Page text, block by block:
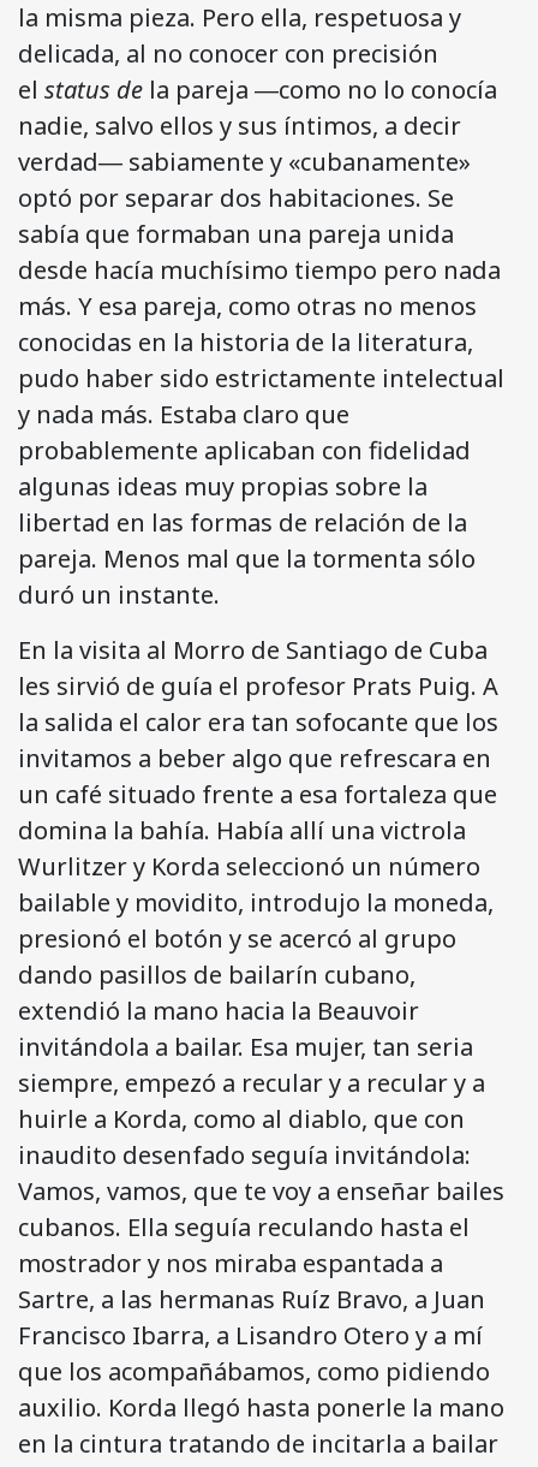
la misma pieza. Pero ella, respetuosa y
delicada, al no conocer con precisión
el status de la pareja ―como no lo conocía
nadie, salvo ellos y sus íntimos, a decir
verdad― sabiamente y «cubanamente»
optó por separar dos habitaciones. Se
sabía que formaban una pareja unida
desde hacía muchísimo tiempo pero nada
más. Y esa pareja, como otras no menos
conocidas en la historia de la literatura,
pudo haber sido estrictamente intelectual
y nada más. Estaba claro que
probablemente aplicaban con fidelidad
algunas ideas muy propias sobre la
libertad en las formas de relación de la
pareja. Menos mal que la tormenta sólo
duró un instante.
En la visita al Morro de Santiago de Cuba
les sirvió de guía el profesor Prats Puig. A
la salida el calor era tan sofocante que los
invitamos a beber algo que refrescara en
un café situado frente a esa fortaleza que
domina la bahía. Había allí una victrola
Wurlitzer y Korda seleccionó un número
bailable y movidito, introdujo la moneda,
presionó el botón y se acercó al grupo
dando pasillos de bailarín cubano,
extendió la mano hacia la Beauvoir
invitándola a bailar. Esa mujer, tan seria
siempre, empezó a recular y a recular y a
huirle a Korda, como al diablo, que con
inaudito desenfado seguía invitándola:
Vamos, vamos, que te voy a enseñar bailes
cubanos. Ella seguía reculando hasta el
mostrador y nos miraba espantada a
Sartre, a las hermanas Ruíz Bravo, a Juan
Francisco Ibarra, a Lisandro Otero y a mí
que los acompañábamos, como pidiendo
auxilio. Korda llegó hasta ponerle la mano
en la cintura tratando de incitarla a bailar